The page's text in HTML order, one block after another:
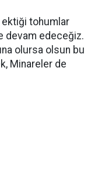
ektiği tohumlar
devam edeceğiz.
olursa olsun bu
Minareler de